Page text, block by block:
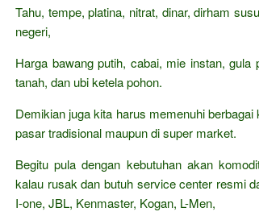
Tahu, tempe, platina, nitrat, dinar, dirham
negeri,
Harga bawang putih, cabai, mie instan,
tanah, dan ubi ketela pohon.
Demikian juga kita harus memenuhi
pasar tradisional maupun di super market.
Begitu pula dengan kebutuhan akan
kalau rusak dan butuh service center resmi
I-one, JBL, Kenmaster, Kogan, L-Men,